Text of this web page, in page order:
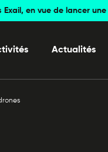
en vue de lancer
Actualités